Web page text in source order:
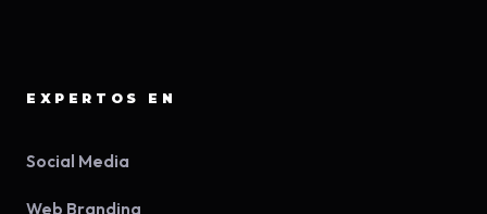
EXPERTOS EN
Social Media
Web Branding